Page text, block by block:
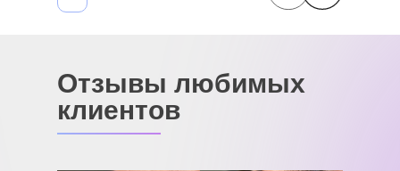
Отзывы любимых
клиентов